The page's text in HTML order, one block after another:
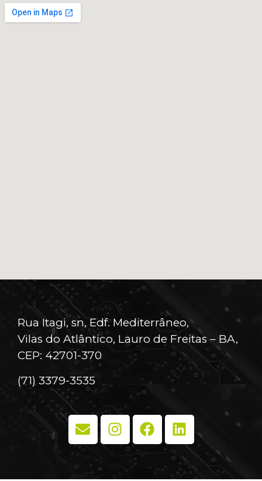
Rua Itagi, sn, Edf. Mediterrâneo,
Vilas do Atlântico, Lauro de Freitas – BA,
CEP: 42701-370
(71) 3379-3535